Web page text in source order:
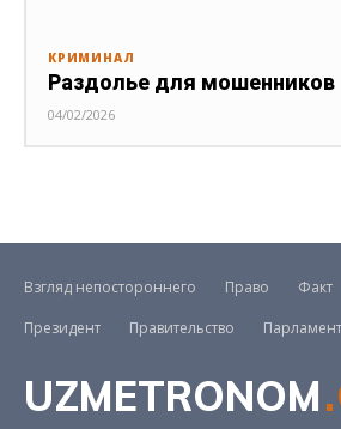
КРИМИНАЛ
Раздолье для мошенников
04/02/2026
Взгляд непостороннего Право
Факт
Президент
Правительство Парламент
UZMETRONOM